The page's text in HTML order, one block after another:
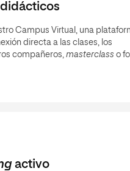
didácticos
Campus Virtual, una
directa a las clases, los
compañeros, masterclass o
activo